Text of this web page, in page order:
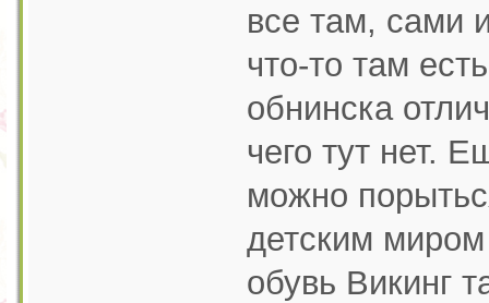
все там, сами
что-то там
обнинска
чего тут нет.
можно
детским
обувь Викинг